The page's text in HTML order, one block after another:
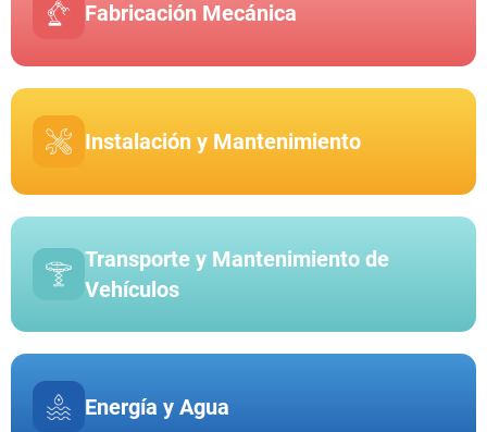
Fabricación Mecánica
Instalación y Mantenimiento
Transporte y Mantenimiento de
Vehículos
Energía y Agua